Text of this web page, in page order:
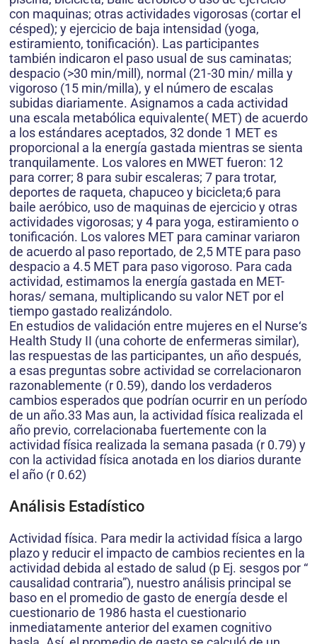
con maquinas; otras actividades vigorosas (cortar el
césped); y ejercicio de baja intensidad (yoga,
estiramiento, tonificación). Las participantes
también indicaron el paso usual de sus caminatas;
despacio (>30 min/mill), normal (21-30 min/ milla y
vigoroso (15 min/milla), y el número de escalas
subidas diariamente. Asignamos a cada actividad
una escala metabólica equivalente( MET) de acuerdo
a los estándares aceptados, 32 donde 1 MET es
proporcional a la energía gastada mientras se sienta
tranquilamente. Los valores en MWET fueron: 12
para correr; 8 para subir escaleras; 7 para trotar,
deportes de raqueta, chapuceo y bicicleta;6 para
baile aeróbico, uso de maquinas de ejercicio y otras
actividades vigorosas; y 4 para yoga, estiramiento o
tonificación. Los valores MET para caminar variaron
de acuerdo al paso reportado, de 2,5 MTE para paso
despacio a 4.5 MET para paso vigoroso. Para cada
actividad, estimamos la energía gastada en MET-
horas/ semana, multiplicando su valor NET por el
tiempo gastado realizándolo.
En estudios de validación entre mujeres en el Nurse‘s
Health Study II (una cohorte de enfermeras similar),
las respuestas de las participantes, un año después,
a esas preguntas sobre actividad se correlacionaron
razonablemente (r 0.59), dando los verdaderos
cambios esperados que podrían ocurrir en un período
de un año.33 Mas aun, la actividad física realizada el
año previo, correlacionaba fuertemente con la
actividad física realizada la semana pasada (r 0.79) y
con la actividad física anotada en los diarios durante
el año (r 0.62)
Análisis Estadístico
Actividad física. Para medir la actividad física a largo
plazo y reducir el impacto de cambios recientes en la
actividad debida al estado de salud (p Ej. sesgos por “
causalidad contraria”), nuestro análisis principal se
baso en el promedio de gasto de energía desde el
cuestionario de 1986 hasta el cuestionario
inmediatamente anterior del examen cognitivo